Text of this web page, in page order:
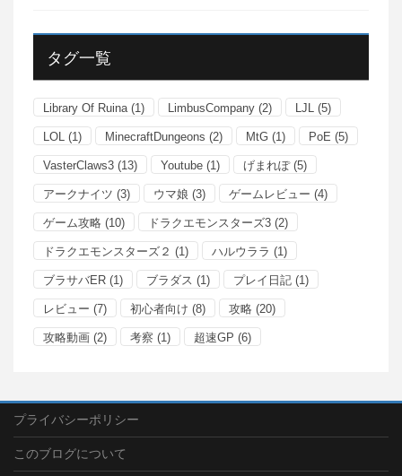
タグ一覧
Library Of Ruina (1) LimbusCompany (2) LJL (5)
LOL (1) MinecraftDungeons (2) MtG (1) PoE (5)
VasterClaws3 (13) Youtube (1) げまれぽ(5)
アークナイツ (3) ウマ娘 (3) ゲームレビュー (4)
ゲーム攻略 (10) ドラクエモンスターズ3 (2)
ドラクエモンスターズ２ (1) ハルウララ (1)
ブラサバER (1) ブラダス (1) プレイ日記 (1)
レビュー (7) 初心者向け (8) 攻略 (20)
攻略動画 (2) 考察 (1) 超速GP (6)
プライバシーポリシー
このブログについて